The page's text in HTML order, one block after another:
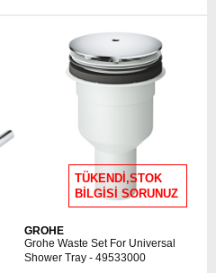
TÜKENDİ,STOK
BİLGİSİ SORUNUZ
GROHE
Grohe Waste Set For Universal
Shower Tray - 49533000